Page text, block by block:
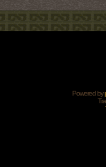
Powered by